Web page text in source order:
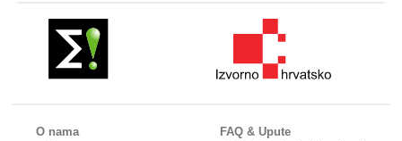
O nama
FAQ & Upute